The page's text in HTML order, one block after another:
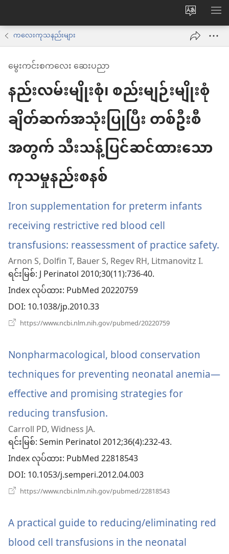
ဝ
က်
ဘာသာစ
ကို
ပြောင်း
ကလေးကုသနည်းများ
မွေးကင်းစကလေး ဆေးပညာ
နည်းလမ်းမျိုးစုံ၊ စည်းမျဉ်းမျိုးစုံ
ချိတ်ဆက်အသုံးပြုပြီး တစ်ဦးစီ
အတွက် သီးသန့်ပြင်ဆင်ထားသော
ကုသမှုနည်းစနစ်
Iron supplementation for preterm infants
receiving restrictive red blood cell
transfusions: reassessment of practice safety.
Arnon S, Dolfin T, Bauer S, Regev RH, Litmanovitz I.
ရင်းမြစ်‎: J Perinatol 2010;30(11):736-40.
Index လုပ်ထား‎: PubMed 20220759
DOI‎: 10.1038/jp.2010.33
https://www.ncbi.nlm.nih.gov/pubmed/20220759
နေ
ပါ
တယ်)
Nonpharmacological, blood conservation
techniques for preventing neonatal anemia—
effective and promising strategies for
reducing transfusion.
ဖွ
င့်
နေ
တယ်)
Carroll PD, Widness JA.
ရင်းမြစ်‎: Semin Perinatol 2012;36(4):232-43.
Index လုပ်ထား‎: PubMed 22818543
DOI‎: 10.1053/j.semperi.2012.04.003
https://www.ncbi.nlm.nih.gov/pubmed/22818543
နေ
ပါ
တယ်)
A practical guide to reducing/eliminating red
blood cell transfusions in the neonatal